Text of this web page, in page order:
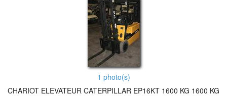
1 photo(s)
CHARIOT ELEVATEUR CATERPILLAR EP16KT 1600 KG 1600 KG